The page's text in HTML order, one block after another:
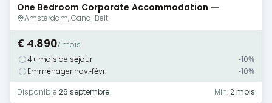
One Bedroom Corporate Accommodation —
Amsterdam — Canal View
Amsterdam, Canal Belt
€ 4.890/ mois
4+ mois de séjour
-10%
Emménager nov.-févr.
-10%
Disponible 26 septembre Min.2 mois